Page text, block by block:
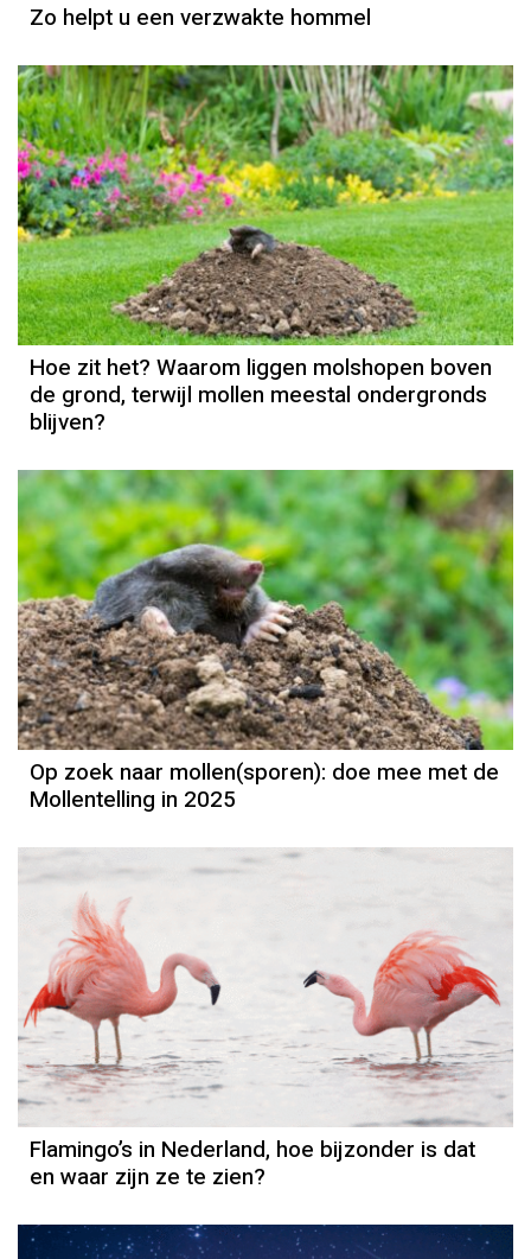
Zo helpt u een verzwakte hommel
Hoe zit het? Waarom liggen molshopen boven
de grond, terwijl mollen meestal ondergronds
blijven?
Op zoek naar mollen(sporen): doe mee met de
Mollentelling in 2025
Flamingo’s in Nederland, hoe bijzonder is dat
en waar zijn ze te zien?